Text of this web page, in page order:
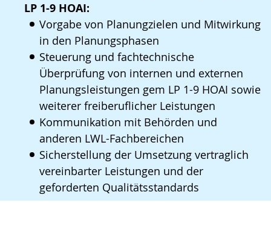
LP 1-9 HOAI:
Vorgabe von Planungzielen und Mitwirkung
in den Planungsphasen
Steuerung und fachtechnische
Überprüfung von internen und externen
Planungsleistungen gem LP 1-9 HOAI sowie
weiterer freiberuflicher Leistungen
Kommunikation mit Behörden und
anderen LWL-Fachbereichen
Sicherstellung der Umsetzung vertraglich
vereinbarter Leistungen und der
geforderten Qualitätsstandards